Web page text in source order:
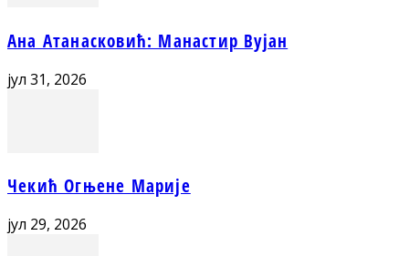
Ана Атанасковић: Манастир Вујан
јул 31, 2026
Чекић Огњене Марије
јул 29, 2026